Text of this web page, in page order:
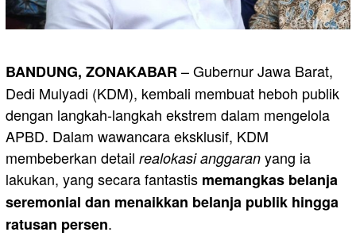
BANDUNG, ZONAKABAR– Gubernur Jawa Barat,
Dedi Mulyadi (KDM), kembali membuat heboh publik
dengan langkah-langkah ekstrem dalam mengelola
APBD. Dalam wawancara eksklusif, KDM
membeberkan detail realokasi anggaran yang ia
lakukan, yang secara fantastis memangkas belanja
seremonial dan menaikkan belanja publik hingga
ratusan persen.